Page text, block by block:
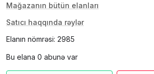
Mağazanın bütün elanları
Satıcı haqqında rəylər
Elanın nömrəsi: 2985
Bu elana 0 abunə var